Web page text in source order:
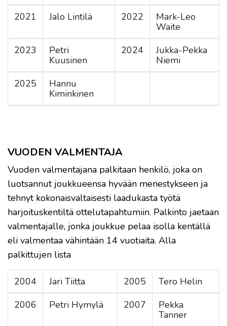
2021
Jalo Lintilä 2022
Mark-Leo
Waite
2023
Petri
Kuusinen
2024
Jukka-Pekka
Niemi
2025
Hannu
Kiminkinen
VUODEN VALMENTAJA
Vuoden valmentajana palkitaan henkilö, joka on
luotsannut joukkueensa hyvään menestykseen ja
tehnyt kokonaisvaltaisesti laadukasta työtä
harjoituskentiltä ottelutapahtumiin. Palkinto jaetaan
valmentajalle, jonka joukkue pelaa isolla kentällä
eli valmentaa vähintään 14 vuotiaita. Alla
palkittujen lista
2004 Jari Tiitta 2005
Tero Helin
2006
Petri Hymylä 2007
Pekka
Tanner